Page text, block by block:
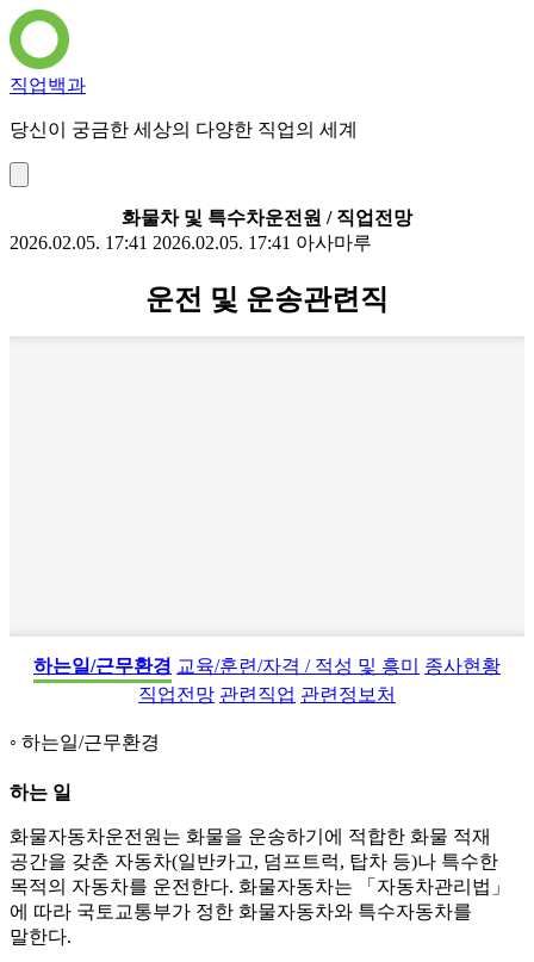
직업백과
당신이 궁금한 세상의 다양한 직업의 세계
화물차 및 특수차운전원 / 직업전망
2026.02.05. 17:41 2026.02.05. 17:41 아사마루
운전 및 운송관련직
하는일/근무환경 교육/훈련/자격 / 적성 및 흥미
종사현황
직업전망 관련직업 관련정보처
하는일/근무환경
하는 일
화물자동차운전원는 화물을 운송하기에 적합한 화물 적재
공간을 갖춘 자동차(일반카고, 덤프트럭, 탑차 등)나 특수한
목적의 자동차를 운전한다. 화물자동차는 「자동차관리법」
에 따라 국토교통부가 정한 화물자동차와 특수자동차를
말한다.